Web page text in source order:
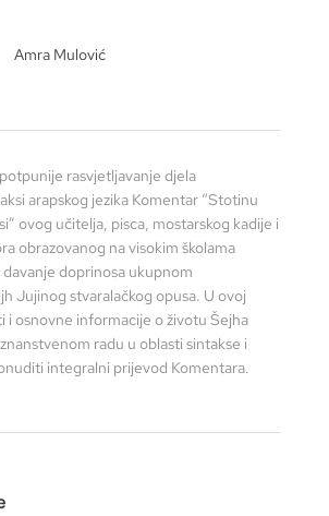
Amra Mulović
rasvjetljavanje djela
arapskog jezika Komentar “Stotinu
ovog učitelja, pisca, mostarskog kadije i
obrazovanog na visokim školama
doprinosa ukupnom
Jujinog stvaralačkog opusa. U ovoj
i osnovne informacije o životu Šejha
radu u oblasti sintakse i
integralni prijevod Komentara.